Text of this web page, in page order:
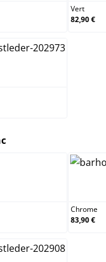
Vert
82,90 €
select
Chrome
83,90 €